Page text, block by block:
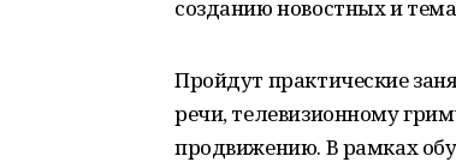
созданию новостных и
Пройдут практические
речи, телевизионному
продвижению. В рамках